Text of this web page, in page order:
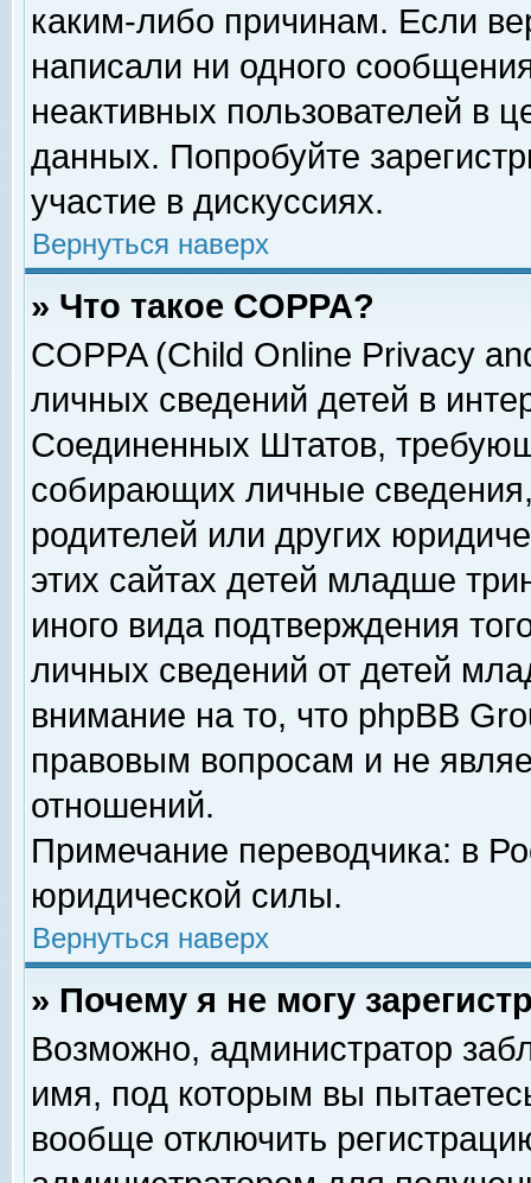
каким-либо причинам. Если
написали ни одного
неактивных пользователей в
данных. Попробуйте
участие в дискуссиях.
Вернуться наверх
» Что такое COPPA?
COPPA (Child Online Privacy
личных сведений детей в
Соединенных Штатов,
собирающих личные
родителей или других
этих сайтах детей младше
иного вида подтверждения
личных сведений от детей
внимание на то, что phpBB
правовым вопросам и не
отношений.
Примечание переводчика: в
юридической силы.
Вернуться наверх
» Почему я не могу
Возможно, администратор
имя, под которым вы
вообще отключить